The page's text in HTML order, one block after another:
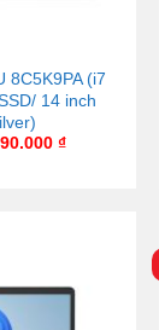
8C5K9PA (i7
14 inch
₫